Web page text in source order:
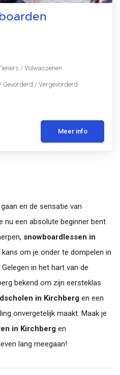
/ Volwassenen
/ Vergevorderd
Meer info
en de sensatie van
nu een absolute beginner bent
snowboardlessen in
om je onder te dompelen in
in het hart van de
bekend om zijn eersteklas
in Kirchberg en een
onvergetelijk maakt. Maak je
in Kirchberg en
lang meegaan!